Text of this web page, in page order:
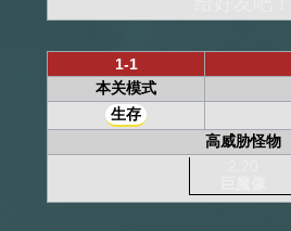
1-1
本关模式
生存
高威胁怪物